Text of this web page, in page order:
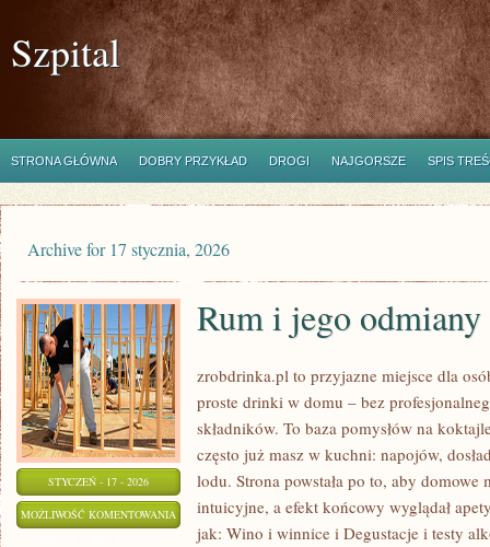
Szpital
STRONA GŁÓWNA DOBRY PRZYKŁAD DROGI NAJGORSZE SPIS
Archive for 17 stycznia, 2026
STYCZEŃ - 17 - 2026
MOŻLIWOŚĆ KOMENTOWANIA RUM
Rum i jego odmiany
zrobdrinka.pl to przyjazne miejsce dla
proste drinki w domu – bez
składników. To baza pomysłów na
często już masz w kuchni: napojów,
lodu. Strona powstała po to, aby domowe
intuicyjne, a efekt końcowy wyglądał
jak: Wino i winnice i Degustacje i testy